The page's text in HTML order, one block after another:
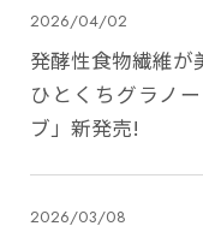
2026/04/02
発酵性食物繊維が
ひとくちグラノ
ブ」新発売!
2026/03/08